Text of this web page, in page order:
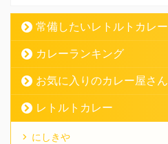
常備したいレトルトカレー
カレーランキング
お気に入りのカレー屋さん
レトルトカレー
にしきや